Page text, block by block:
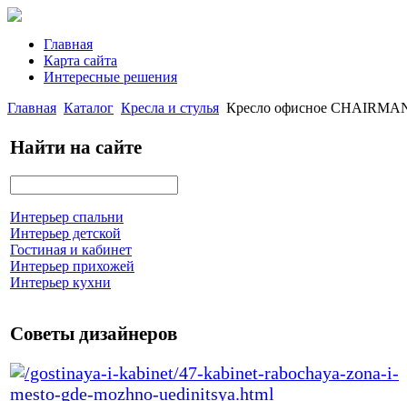
Главная
Карта сайта
Интересные решения
Главная Каталог Кресла и стулья Кресло офисное
Найти на сайте
Интерьер спальни
Интерьер детской
Гостиная и кабинет
Интерьер прихожей
Интерьер кухни
Советы дизайнеров